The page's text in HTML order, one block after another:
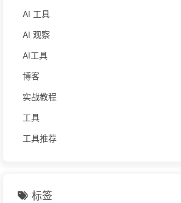
AI 工具
AI 观察
AI工具
博客
实战教程
工具
工具推荐
标签